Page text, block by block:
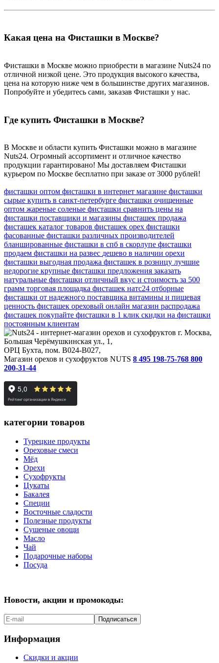
Какая цена на Фисташки в Москве?
Фисташки в Москве можно приобрести в магазине Nuts24 по
отличной низкой цене. Это продукция высокого качества,
цена на которую ниже чем в большинстве других магазинов.
Попробуйте и убедитесь сами, заказав Фисташки у нас.
Где купить Фисташки в Москве?
В Москве и области купить Фисташки можно в магазине
Nuts24. Огромный ассортимент и отличное качество
продукции гарантировано! Мы доставляем Фисташки
курьером по Москве бесплатно при заказе от 3000 рублей!
фисташки оптом фисташки в интернет магазине фисташки
сырые купить в санкт-петербурге фисташки очищенные
оптом жареные соленые фисташки сравнить цены на
фисташки поставщики и магазины фисташек продажа
фисташек каталог товаров фисташек орех фисташки
фасованные фисташки различных производителей
бланшированные фисташки в спб в скорлупе фисташки
продаем фисташки на развес дешево в наличии орехи
фисташки выгодная продажа фисташек в розницу лучшие
недорогие крупные фисташки предложения заказать
натуральные фисташки отличный вкус и стоимость за 500
грамм торговая площадка фисташек натс24 отборные
фисташки от надежного поставщика витамины и пищевая
ценность фисташек ореховый онлайн магазин распродажа
фисташек покупайте фисташки в 1 клик скидки на фисташки
постоянным клиентам
г. Москва,
Большая Черёмушкинская ул., 1,
ОРЦ Бухта, пом. B024-B027,
Магазин орехов и сухофруктов NUTS 8 495 198-75-768 800
200-31-44
категории товаров
Турецкие продукты
Ореховые смеси
Мёд
Орехи
Сухофрукты
Цукаты
Бакалея
Специи
Восточные сладости
Полезные продукты
Сушеные овощи
Масло
Чай
Подарочные наборы
Посуда
Новости, акции и промокоды:
Подписаться
Информация
Скидки и акции